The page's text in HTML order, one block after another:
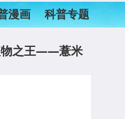
漫画
科普专题
物之王——薏米